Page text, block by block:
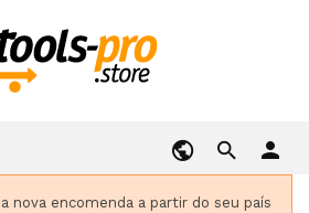
person
nova encomenda a partir do seu país